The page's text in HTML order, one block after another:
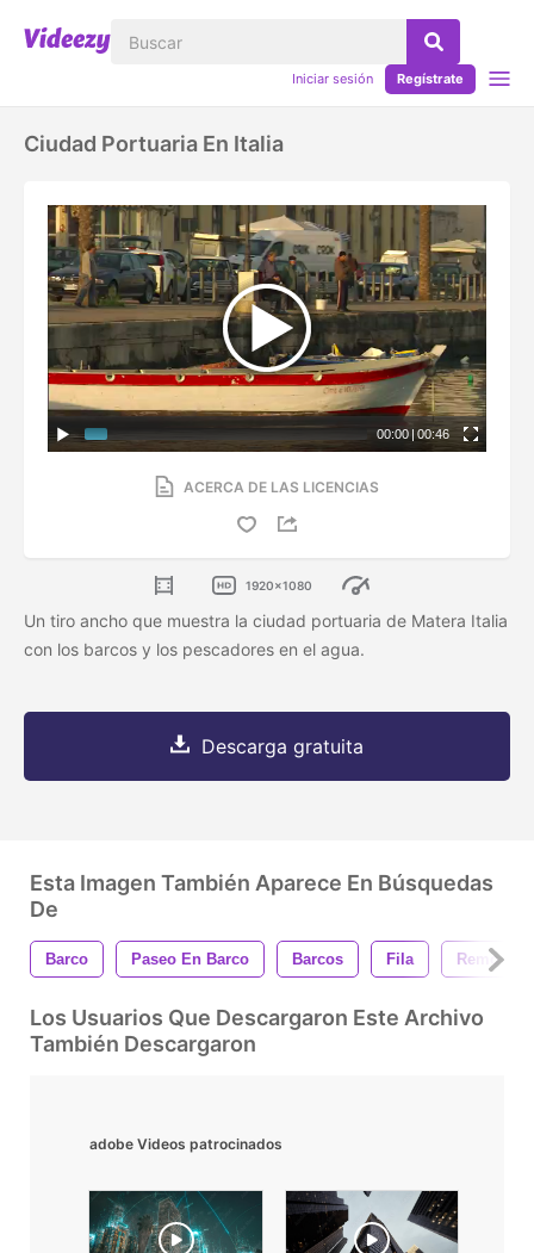
Iniciar sesión Regístrate
Ciudad Portuaria En Italia
00:00 | 00:46
ACERCA DE LAS LICENCIAS
1920x1080
Un tiro ancho que muestra la ciudad portuaria de Matera Italia
con los barcos y los pescadores en el agua.
Descarga gratuita
Esta Imagen También Aparece En Búsquedas
De
Barco Paseo En Barco Barcos Fila Remo
Los Usuarios Que Descargaron Este Archivo
También Descargaron
adobe Videos patrocinados